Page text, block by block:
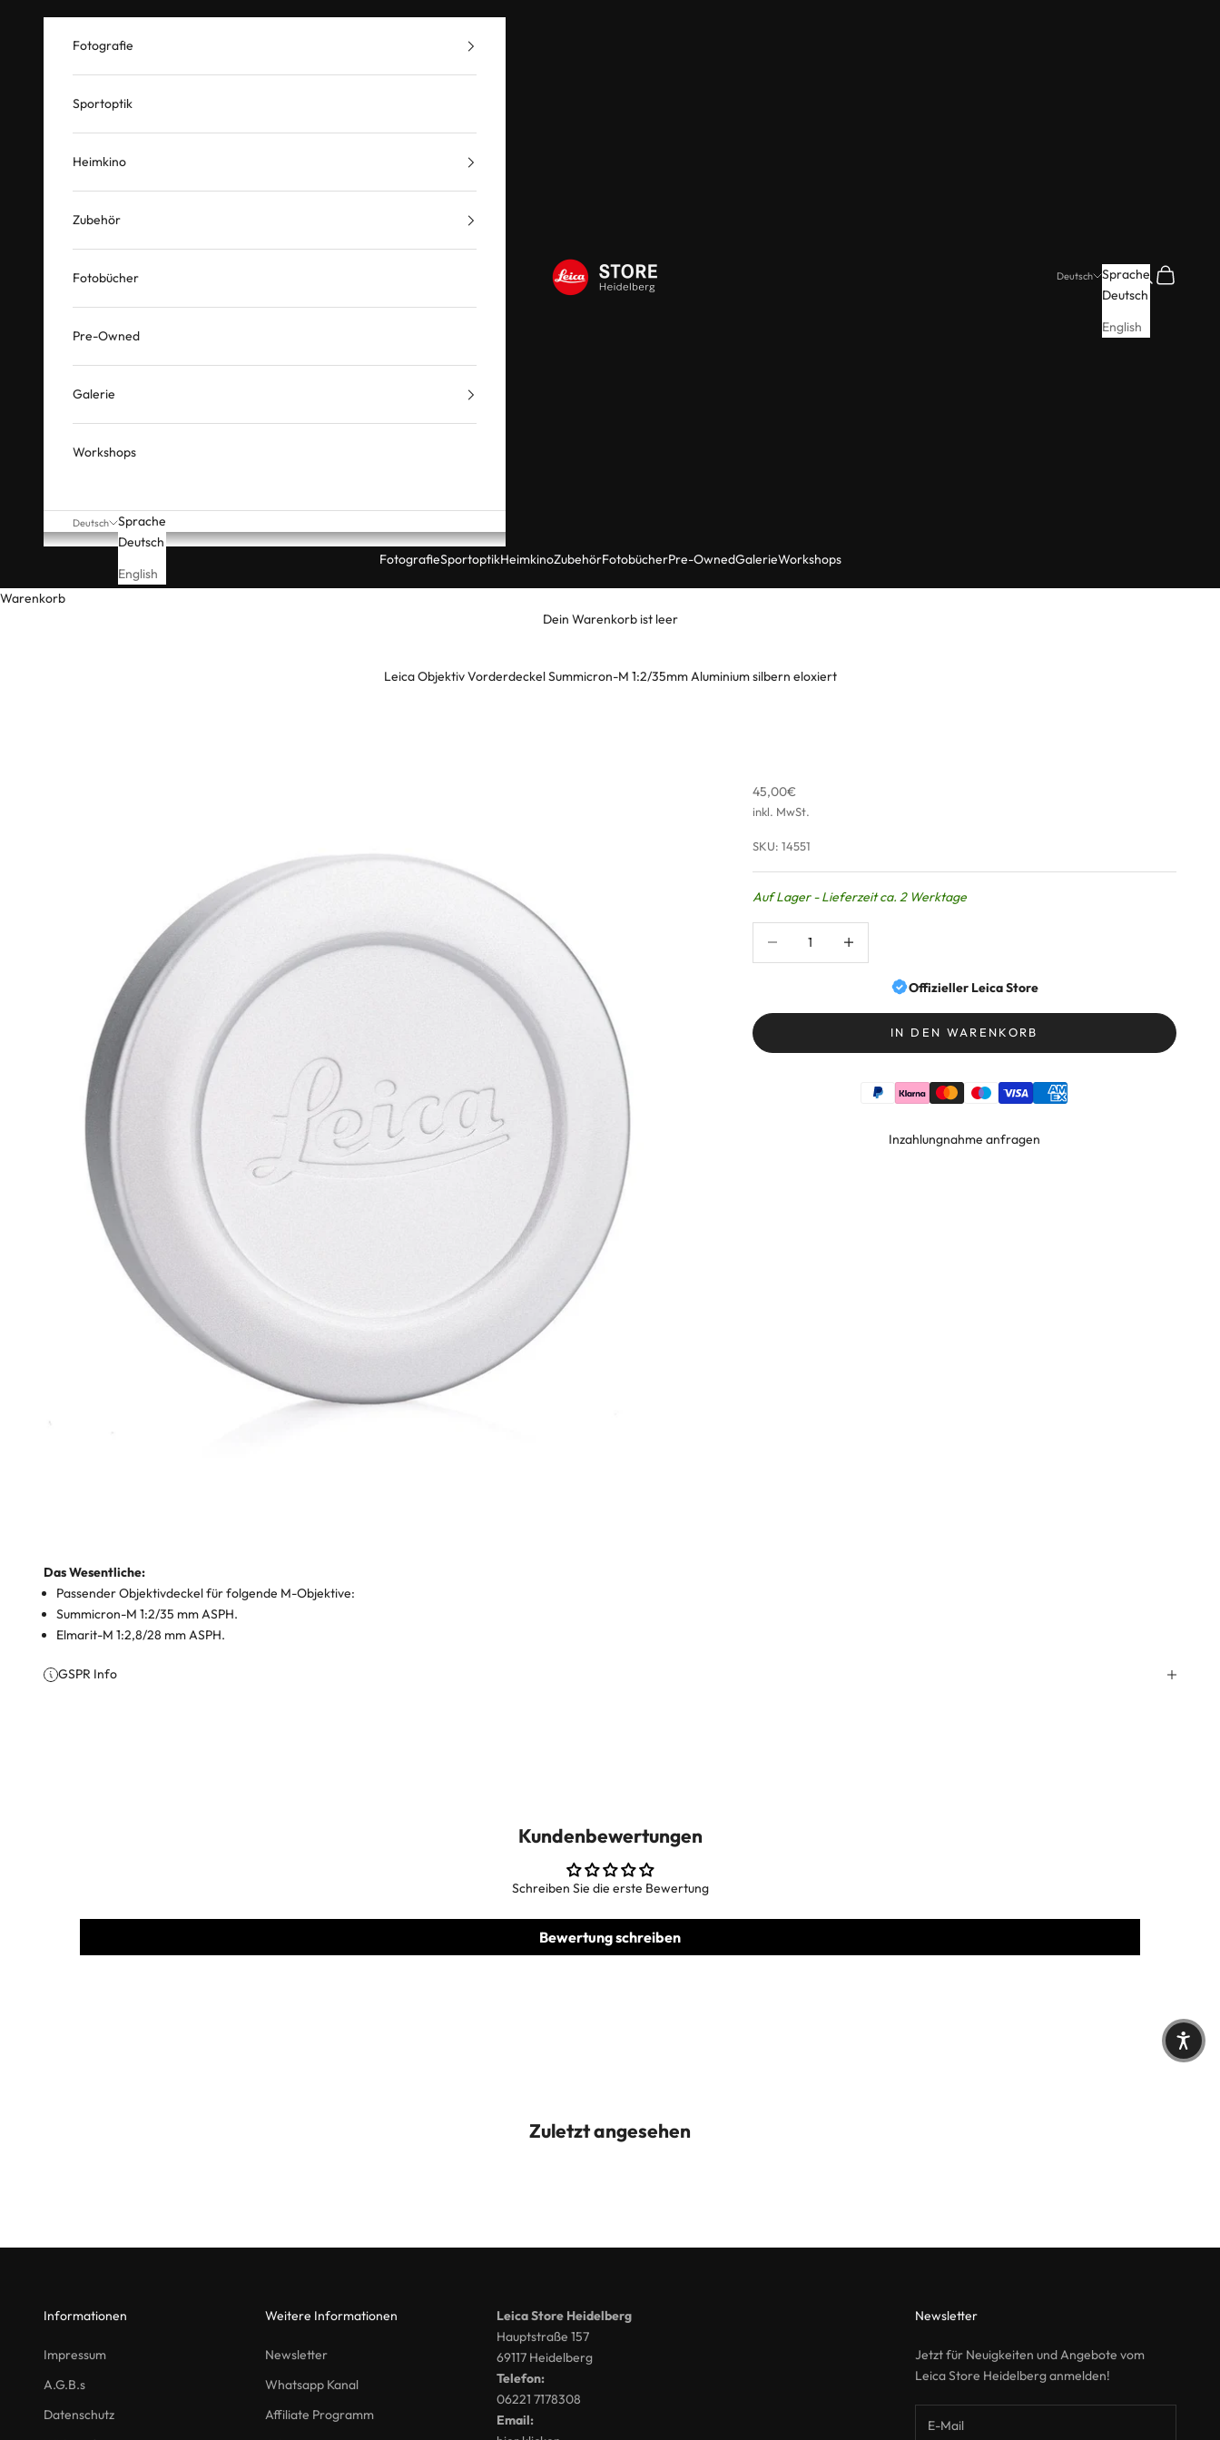
Leica Store Heidelberg
FotografieSportoptikHeimkinoZubehörFotobücherPre-OwnedGalerieWorkshops
Deutsch
Sprache
Deutsch
English
SuchenWarenkorb
Fotografie
Sportoptik
Heimkino
Zubehör
Fotobücher
Pre-Owned
Galerie
Workshops
Deutsch
Sprache
Deutsch
English
Warenkorb
Dein Warenkorb ist leer
Leica Objektiv Vorderdeckel Summicron-M 1:2/35mm Aluminium silbern eloxiert
Angebot
45,00€
inkl. MwSt.
SKU: 14551
Auf Lager - Lieferzeit ca. 2 Werktage
Offizieller Leica Store
IN DEN WARENKORB
Inzahlungnahme anfragen
Das Wesentliche:
Passender Objektivdeckel für folgende M-Objektive:
Summicron-M 1:2/35 mm ASPH.
Elmarit-M 1:2,8/28 mm ASPH.
GSPR Info
Kundenbewertungen
Schreiben Sie die erste Bewertung
Bewertung schreiben
Zuletzt angesehen
Informationen
Impressum
A.G.B.s
Datenschutz
Weitere Informationen
Newsletter
Whatsapp Kanal
Affiliate Programm
Leica Store Heidelberg
Hauptstraße 157
69117 Heidelberg
Telefon:
06221 7178308
Email:
Newsletter
Jetzt für Neuigkeiten und Angebote vom
Leica Store Heidelberg anmelden!